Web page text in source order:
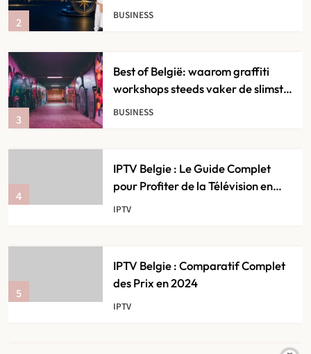
3
keuze zijn voor creatieve
BUSINESS
4
IPTV Belgie : Le Guide Complet
pour Profiter de la Télévision en
Streaming
IPTV
5
IPTV Belgie : Comparatif Complet
des Prix en 2024
IPTV
6
IPTV Belgie sur Smart TV : Tout ce
Qu’il Faut Savoir
IPTV